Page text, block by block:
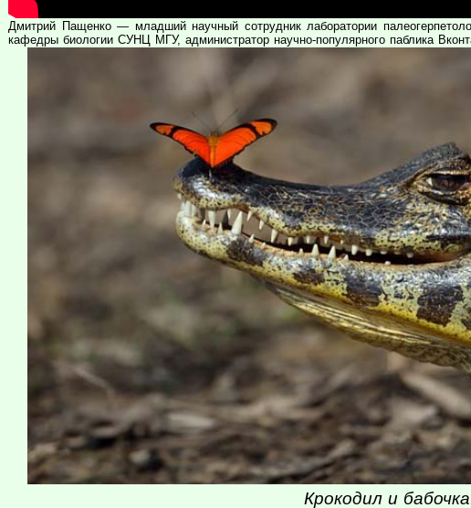
Дмитрий Пащенко — младший научный сотрудник лаборатории
кафедры биологии СУНЦ МГУ, администратор научно-популярного паблика
Крокодил и